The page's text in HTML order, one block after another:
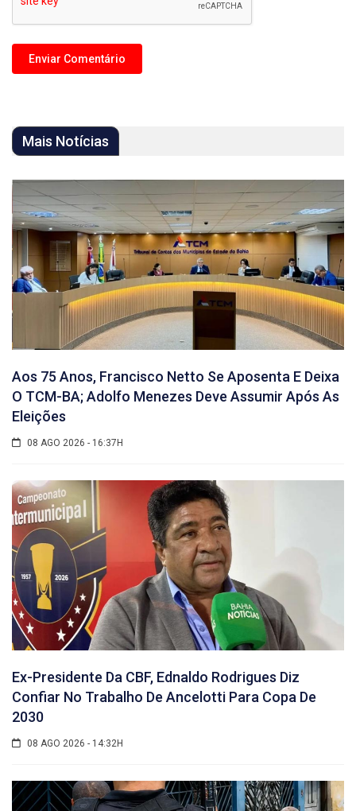
Mais Notícias
Aos 75 Anos, Francisco Netto Se Aposenta E Deixa
O TCM-BA; Adolfo Menezes Deve Assumir Após As
Eleições
08 AGO 2026 - 16:37H
Ex-Presidente Da CBF, Ednaldo Rodrigues Diz
Confiar No Trabalho De Ancelotti Para Copa De
2030
08 AGO 2026 - 14:32H